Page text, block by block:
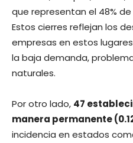
que representan el 48%
Estos cierres reflejan los
empresas en estos
la baja demanda,
naturales.
Por otro lado, 47
manera permanente
incidencia en estados